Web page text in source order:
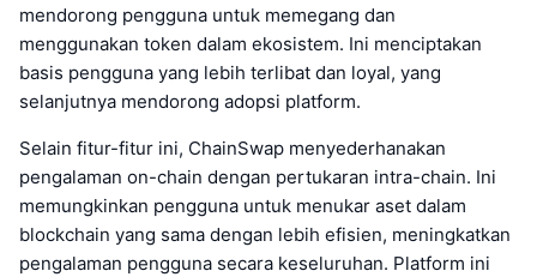
mendorong pengguna untuk memegang dan
menggunakan token dalam ekosistem. Ini menciptakan
basis pengguna yang lebih terlibat dan loyal, yang
selanjutnya mendorong adopsi platform.
Selain fitur-fitur ini, ChainSwap menyederhanakan
pengalaman on-chain dengan pertukaran intra-chain. Ini
memungkinkan pengguna untuk menukar aset dalam
blockchain yang sama dengan lebih efisien, meningkatkan
pengalaman pengguna secara keseluruhan. Platform ini